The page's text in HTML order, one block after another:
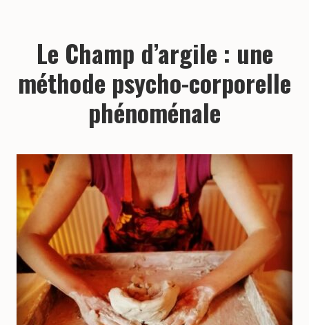
Le Champ d’argile : une
méthode psycho-corporelle
phénoménale